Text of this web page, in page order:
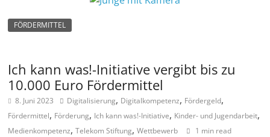
r
e
i
n
FÖRDERMITTEL
Ich kann was!-Initiative vergibt bis zu
10.000 Euro Fördermittel
8. Juni 2023 Digitalisierung, Digitalkompetenz, Fördergeld,
Fördermittel, Förderung, Ich kann was!-Initiative, Kinder- und Jugendarbeit,
Medienkompetenz,Telekom Stiftung,Wettbewerb 1 min read